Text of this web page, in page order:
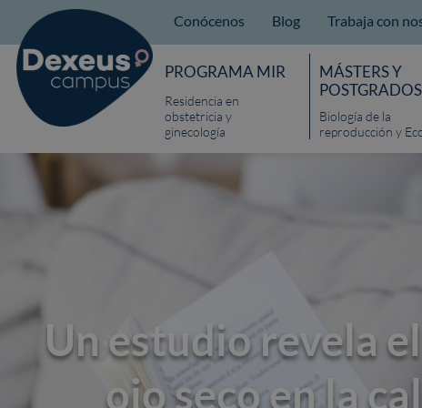
Conócenos Blog Trabaja con
PROGRAMA MIR
Residencia en
obstetricia y
ginecología
MÁSTERS Y
POSTGRADOS
Biología de la
reproducción y
Un estudio revela
ojo seco en la